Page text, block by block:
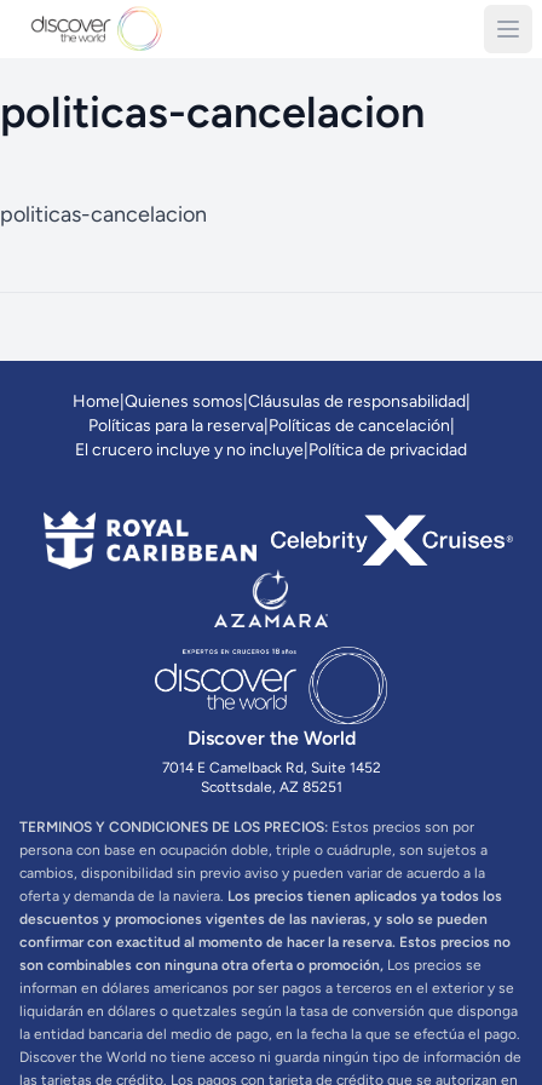
politicas-cancelacion
politicas-cancelacion
Home| Quienes somos Cláusulas de responsabilidad|
Políticas para la reserva| Políticas de cancelación
El crucero incluye y no incluye Política de privacidad
Discover the World
7014 E Camelback Rd, Suite 1452
Scottsdale, AZ 85251
TERMINOS Y CONDICIONES DE LOS PRECIOS: Estos precios son por
persona con base en ocupación doble, triple o cuádruple, son sujetos a
cambios, disponibilidad sin previo aviso y pueden variar de acuerdo a la
oferta y demanda de la naviera. Los precios tienen aplicados ya todos los
descuentos y promociones vigentes de las navieras, y solo se pueden
confirmar con exactitud al momento de hacer la reserva. Estos precios no
son combinables con ninguna otra oferta o promoción, Los precios se
informan en dólares americanos por ser pagos a terceros en el exterior y se
liquidarán en dólares o quetzales según la tasa de conversión que disponga
la entidad bancaria del medio de pago, en la fecha la que se efectúa el pago.
Discover the World no tiene acceso ni guarda ningún tipo de información de
las tarjetas de crédito. Los pagos con tarjeta de crédito que se autorizan en